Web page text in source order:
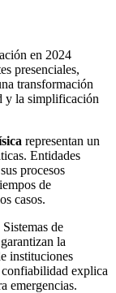
presenciales,
transformación
y la simplificación
representan un
Entidades
procesos
de
casos.
de
la
instituciones
explica
emergencias.